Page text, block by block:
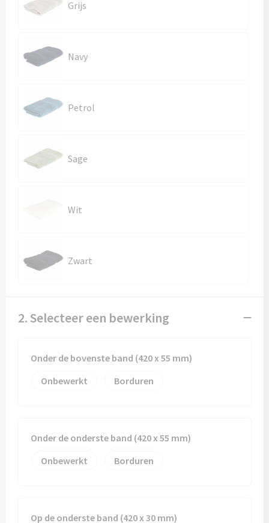
Kledingaccessoires
Vesten
Grijs
Navy
Petrol
Sage
Wit
Zwart
2. Selecteer een bewerking
Onder de bovenste band (420 x 55 mm)
Onbewerkt
Borduren
Onder de onderste band (420 x 55 mm)
Onbewerkt
Borduren
Op de onderste band (420 x 30 mm)